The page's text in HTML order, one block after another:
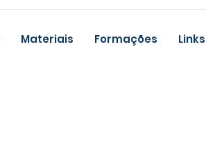
Materiais Formações